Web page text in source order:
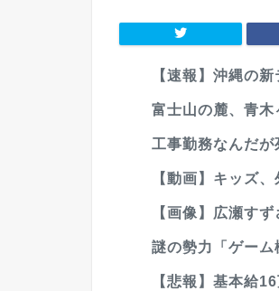
【速報】沖縄の
富士山の麓、青
工事勤務なんだ
【動画】キッズ
【画像】広瀬す
謎の勢力「ゲーム
【悲報】基本給